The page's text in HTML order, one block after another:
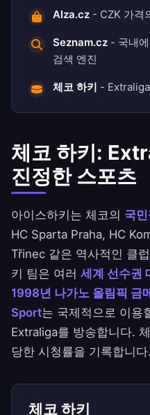
Alza.cz - CZK 가격
Seznam.cz - 국내
검색 엔진
체코 하키 -
체코 하키:
진정한 스포츠
아이스하키는 체코의 국
HC Sparta Praha, HC
Třinec 같은 역사적인 클
키 팀은 여러 세계 선수권
1998년 나가노 올림픽 금
Sport는 국제적으로 이용
Extraliga를 방송합니다.
당한 시청률을 기록합니다.
체코 하키